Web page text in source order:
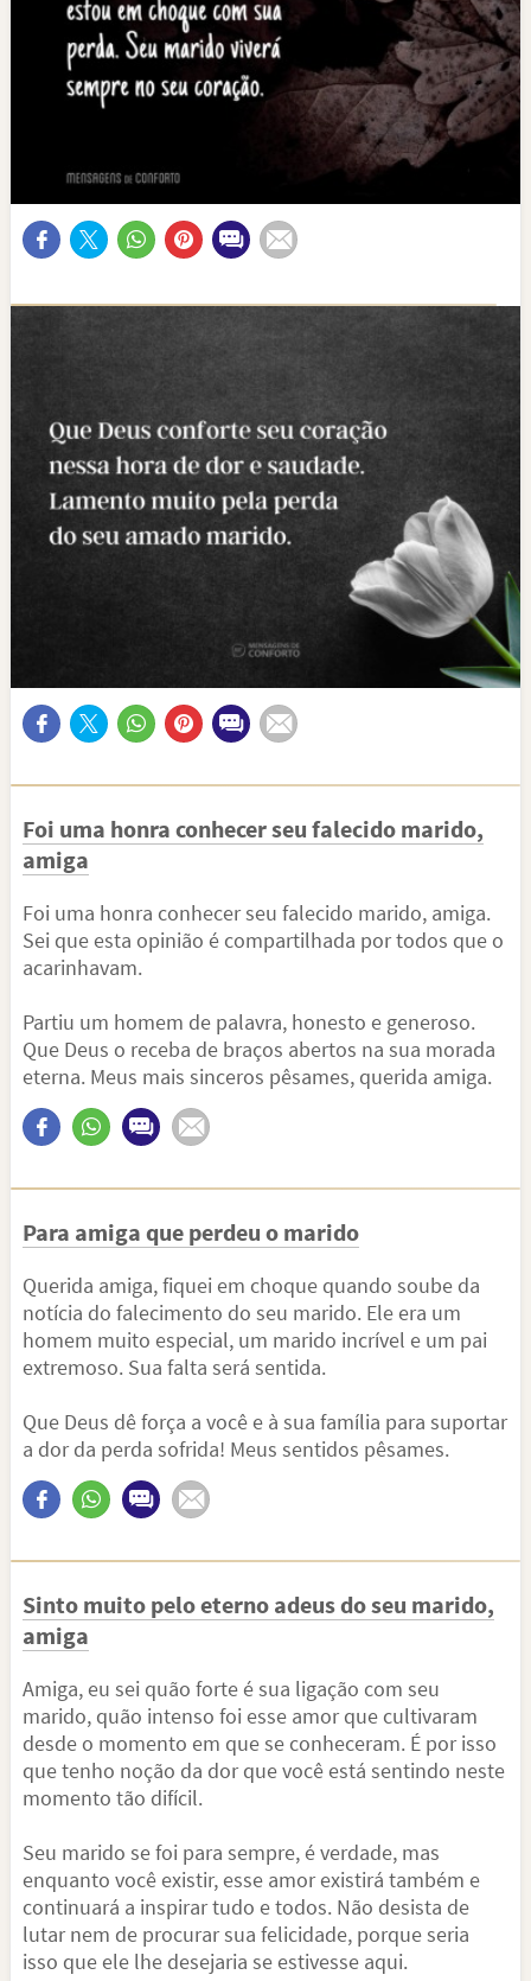
Foi uma honra conhecer seu falecido marido,
amiga
Foi uma honra conhecer seu falecido marido, amiga.
Sei que esta opinião é compartilhada por todos que o
acarinhavam.
Partiu um homem de palavra, honesto e generoso.
Que Deus o receba de braços abertos na sua morada
eterna. Meus mais sinceros pêsames, querida amiga.
Para amiga que perdeu o marido
Querida amiga, fiquei em choque quando soube da
notícia do falecimento do seu marido. Ele era um
homem muito especial, um marido incrível e um pai
extremoso. Sua falta será sentida.
Que Deus dê força a você e à sua família para suportar
a dor da perda sofrida! Meus sentidos pêsames.
Sinto muito pelo eterno adeus do seu marido,
amiga
Amiga, eu sei quão forte é sua ligação com seu
marido, quão intenso foi esse amor que cultivaram
desde o momento em que se conheceram. É por isso
que tenho noção da dor que você está sentindo neste
momento tão difícil.
Seu marido se foi para sempre, é verdade, mas
enquanto você existir, esse amor existirá também e
continuará a inspirar tudo e todos. Não desista de
lutar nem de procurar sua felicidade, porque seria
isso que ele lhe desejaria se estivesse aqui.